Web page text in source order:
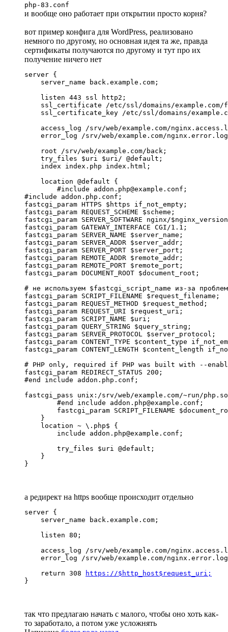
php-83.conf
и вообще оно работает при открытии просто корня?
вот пример конфига для WordPress, реализовано
немного по другому, но основная идея та же, правда
сертификаты получаются по другому и тут про их
получение ничего нет
server {
    server_name back.example.com;
    listen 443 ssl http2;
ssl_certificate /etc/ssl/domains/example.com/
ssl_certificate_key /etc/ssl/domains/
access_log /srv/web/example.com/
error_log /srv/web/example.com/
    root /srv/web/example.com/back;
    try_files $uri $uri/ @default;
    index index.php index.html;
    location @default {
        #include addon.php@example.conf;
#include addon.php.conf;
fastcgi_param HTTPS $https if_not_empty;
fastcgi_param REQUEST_SCHEME $scheme;
fastcgi_param SERVER_SOFTWARE nginx/
fastcgi_param GATEWAY_INTERFACE CGI/1.1;
fastcgi_param SERVER_NAME $server_name;
fastcgi_param SERVER_ADDR $server_addr;
fastcgi_param SERVER_PORT $server_port;
fastcgi_param REMOTE_ADDR $remote_addr;
fastcgi_param REMOTE_PORT $remote_port;
fastcgi_param DOCUMENT_ROOT $document_root;
# не используем $fastcgi_script_name из-за
fastcgi_param SCRIPT_FILENAME $request_filename;
fastcgi_param REQUEST_METHOD $request_method;
fastcgi_param REQUEST_URI $request_uri;
fastcgi_param SCRIPT_NAME $uri;
fastcgi_param QUERY_STRING $query_string;
fastcgi_param SERVER_PROTOCOL $server_protocol;
fastcgi_param CONTENT_TYPE $content_type
fastcgi_param CONTENT_LENGTH $content_length
# PHP only, required if PHP was built with --
fastcgi_param REDIRECT_STATUS 200;
#end include addon.php.conf;
fastcgi_pass unix:/srv/web/example.com/~run/
        #end include addon.php@example.conf;
fastcgi_param SCRIPT_FILENAME
    }
    location ~ \.php$ {
        include addon.php@example.conf;
        try_files $uri @default;
    }
}
а редирект на https вообще происходит отдельно
server {
    server_name back.example.com;
    listen 80;
access_log /srv/web/example.com/
error_log /srv/web/example.com/
    return 308
https://$http_host$request_uri;
}
так что предлагаю начать с малого, чтобы оно хоть как-
то заработало, а потом уже усложнять